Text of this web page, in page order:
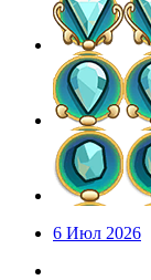
6 Июл 2026